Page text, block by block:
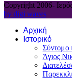
Copyright 2006-
by digi waves
Αρχική
Ιστορικό
Σύντομο
Άγιος